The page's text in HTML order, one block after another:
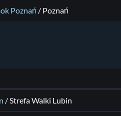
Poznań / Poznań
/Strefa Walki Lubin